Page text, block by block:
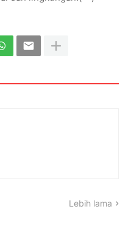
Lebih lama